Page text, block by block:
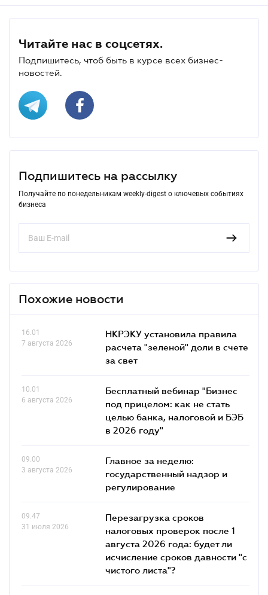
Читайте нас в соцсетях.
Подпишитесь, чтоб быть в курсе всех бизнес-
новостей.
Подпишитесь на рассылку
Получайте по понедельникам weekly-digest о ключевых событиях
бизнеса
Похожие новости
16.01
7 августа 2026
НКРЭКУ установила правила
расчета "зеленой" доли в счете
за свет
10.01
6 августа 2026
Бесплатный вебинар "Бизнес
под прицелом: как не стать
целью банка, налоговой и БЭБ
в 2026 году"
09.00
3 августа 2026
Главное за неделю:
государственный надзор и
регулирование
09.47
31 июля 2026
Перезагрузка сроков
налоговых проверок после 1
августа 2026 года: будет ли
исчисление сроков давности "с
чистого листа"?